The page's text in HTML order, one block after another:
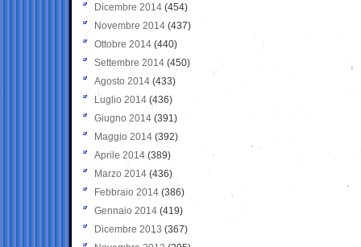
Dicembre 2014 (454)
Novembre 2014 (437)
Ottobre 2014 (440)
Settembre 2014 (450)
Agosto 2014 (433)
Luglio 2014 (436)
Giugno 2014 (391)
Maggio 2014 (392)
Aprile 2014 (389)
Marzo 2014 (436)
Febbraio 2014 (386)
Gennaio 2014 (419)
Dicembre 2013 (367)